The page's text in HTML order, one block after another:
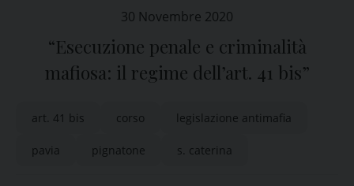
30 Novembre 2020
“Esecuzione penale e criminalità
mafiosa: il regime dell’art. 41 bis”
art. 41 bis corso legislazione antimafia
pavia pignatone s. caterina